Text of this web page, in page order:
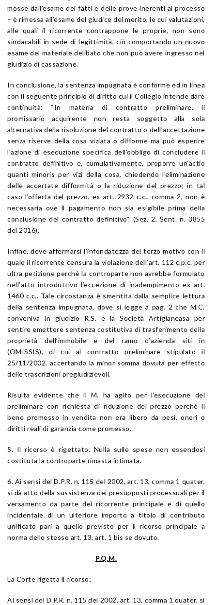
mosse dall’esame dei fatti e delle prove inerenti al processo
– è rimessa all’esame del giudice del merito, le cui valutazioni,
alle quali il ricorrente contrappone le proprie, non sono
sindacabili in sede di legittimità, ciò comportando un nuovo
esame del materiale delibato che non può avere ingresso nel
giudizio di cassazione.
In conclusione, la sentenza impugnata è conforme ed in linea
con il seguente principio di diritto cui il Collegio intende dare
continuità: “In materia di contratto preliminare, il
promissario acquirente non resta soggetto alla sola
alternativa della risoluzione del contratto o dell’accettazione
senza riserve della cosa viziata o difforme ma può esperire
l’azione di esecuzione specifica dell’obbligo di concludere il
contratto definitivo e, cumulativamente, proporre un’actio
quanti minoris per vizi della cosa, chiedendo l’eliminazione
delle accertate difformità o la riduzione del prezzo; in tal
caso l’offerta del prezzo, ex art. 2932 c.c., comma 2, non è
necessaria ove il pagamento non sia esigibile prima della
conclusione del contratto definitivo”. (Sez. 2, Sent. n. 3855
del 2016).
Infine, deve affermarsi l’infondatezza del terzo motivo con il
quale il ricorrente censura la violazione dell’art. 112 c.p.c. per
ultra petizione perchè la controparte non avrebbe formulato
nell’atto introduttivo l’eccezione di inadempimento ex art.
1460 c.c.. Tale circostanza è smentita dalla semplice lettura
della sentenza impugnata, dove si legge a pag. 2 che M.C.
conveniva in giudizio R.S. e la Società Artigiancasa per
sentire emettere sentenza costitutiva di trasferimento della
proprietà dell’immobile e del ramo d’azienda siti in
(OMISSIS), di cui al contratto preliminare stipulato il
25/11/2002, accertando la minor somma dovuta per effetto
delle trascrizioni pregiudizievoli.
Risulta evidente che il M. ha agito per l’esecuzione del
preliminare con richiesta di riduzione del prezzo perchè il
bene promesso in vendita non era libero da pesi, oneri o
diritti reali di garanzia come promesso.
5. Il ricorso è rigettato. Nulla sulle spese non essendosi
costituta la controparte rimasta intimata.
6. Ai sensi del D.P.R. n. 115 del 2002, art. 13, comma 1 quater,
si dà atto della sussistenza dei presupposti processuali per il
versamento da parte del ricorrente principale e di quello
incidentale di un ulteriore importo a titolo di contributo
unificato pari a quello previsto per il ricorso principale a
norma dello stesso art. 13, art. 1 bis se dovuto.
P.Q.M.
La Corte rigetta il ricorso;
Ai sensi del D.P.R. n. 115 del 2002, art. 13, comma 1 quater, si